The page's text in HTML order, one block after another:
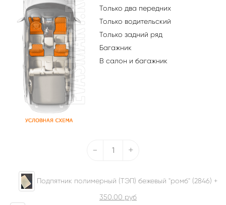
Только два передних
Только водительский
Только задний ряд
Багажник
В салон и багажник
- +
Подпятник полимерный (ТЭП) бежевый "ромб" (2846) +
350.00 руб